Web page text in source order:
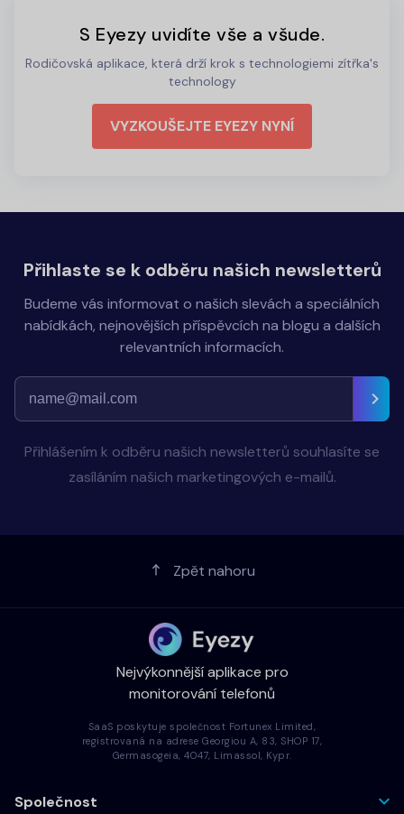
S Eyezy uvidíte vše a všude.
Rodičovská aplikace, která drží krok s technologiemi zítřka's
technology
VYZKOUŠEJTE EYEZY NYNÍ
Přihlaste se k odběru našich newsletterů
Budeme vás informovat o našich slevách a speciálních
nabídkách, nejnovějších příspěvcích na blogu a dalších
relevantních informacích.
Přihlášením k odběru našich newsletterů souhlasíte se
zasíláním našich marketingových e-mailů.
Zpět nahoru
Nejvýkonnější aplikace pro
monitorování telefonů
SaaS poskytuje společnost Fortunex Limited,
registrovaná na adrese Georgiou A, 83, SHOP 17,
Germasogeia, 4047, Limassol, Kypr.
Společnost